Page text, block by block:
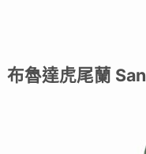
布魯達虎尾蘭